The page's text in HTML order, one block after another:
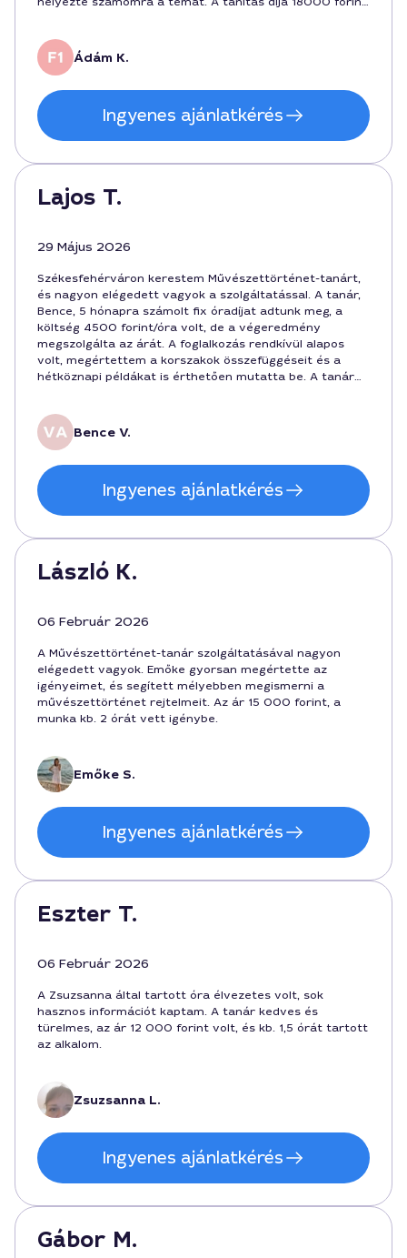
szakértő, és az időt kiemelten tartotta szem előtt, így
maximálisan elégedett vagyok.
Ádám K.
Ingyenes ajánlatkérés
Lajos T.
29 Május 2026
Székesfehérváron kerestem Művészettörténet-tanárt,
és nagyon elégedett vagyok a szolgáltatással. A tanár,
Bence, 5 hónapra számolt fix óradíjat adtunk meg, a
költség 4500 forint/óra volt, de a végeredmény
megszolgálta az árát. A foglalkozás rendkívül alapos
volt, megértettem a korszakok összefüggéseit és a
hétköznapi példákat is érthetően mutatta be. A tanár
szóba került.
Bence V.
Ingyenes ajánlatkérés
László K.
06 Február 2026
A Művészettörténet-tanár szolgáltatásával nagyon
elégedett vagyok. Emőke gyorsan megértette az
igényeimet, és segített mélyebben megismerni a
művészettörténet rejtelmeit. Az ár 15 000 forint, a
munka kb. 2 órát vett igénybe.
Emőke S.
Ingyenes ajánlatkérés
Eszter T.
06 Február 2026
A Zsuzsanna által tartott óra élvezetes volt, sok
hasznos információt kaptam. A tanár kedves és
türelmes, az ár 12 000 forint volt, és kb. 1,5 órát tartott
az alkalom.
Zsuzsanna L.
Ingyenes ajánlatkérés
Gábor M.